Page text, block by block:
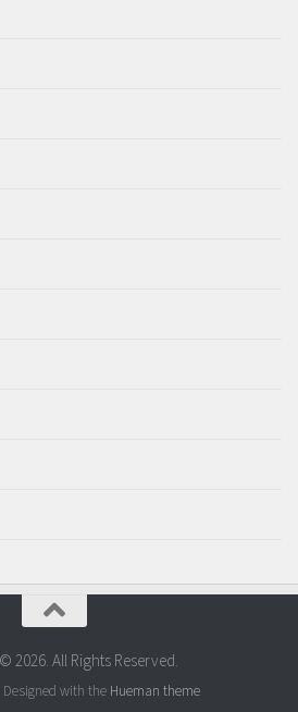
All Rights Reserved.
Designed with the Hueman theme